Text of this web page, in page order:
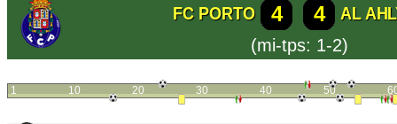
FC PORTO 4 4
AL
(mi-tps: 1-2)
1 10 20 30 40 50